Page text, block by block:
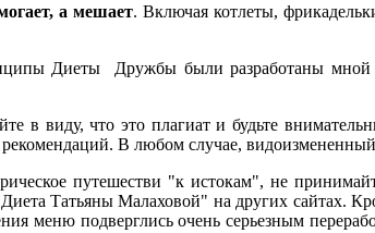
а мешает. Включая котлеты,
Диеты Дружбы были разработаны
в виду, что это плагиат и будьте
В любом случае,
путешестви "к истокам", не
Татьяны Малаховой" на других сайтах.
меню подверглись очень серьезным